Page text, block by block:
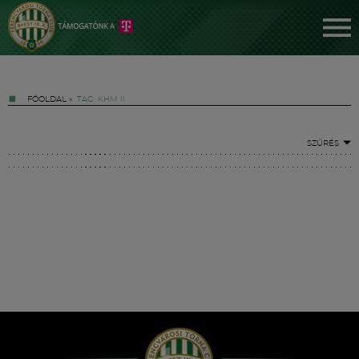
FŐOLDAL » TAG: KHM II
SZŰRÉS
Hírek